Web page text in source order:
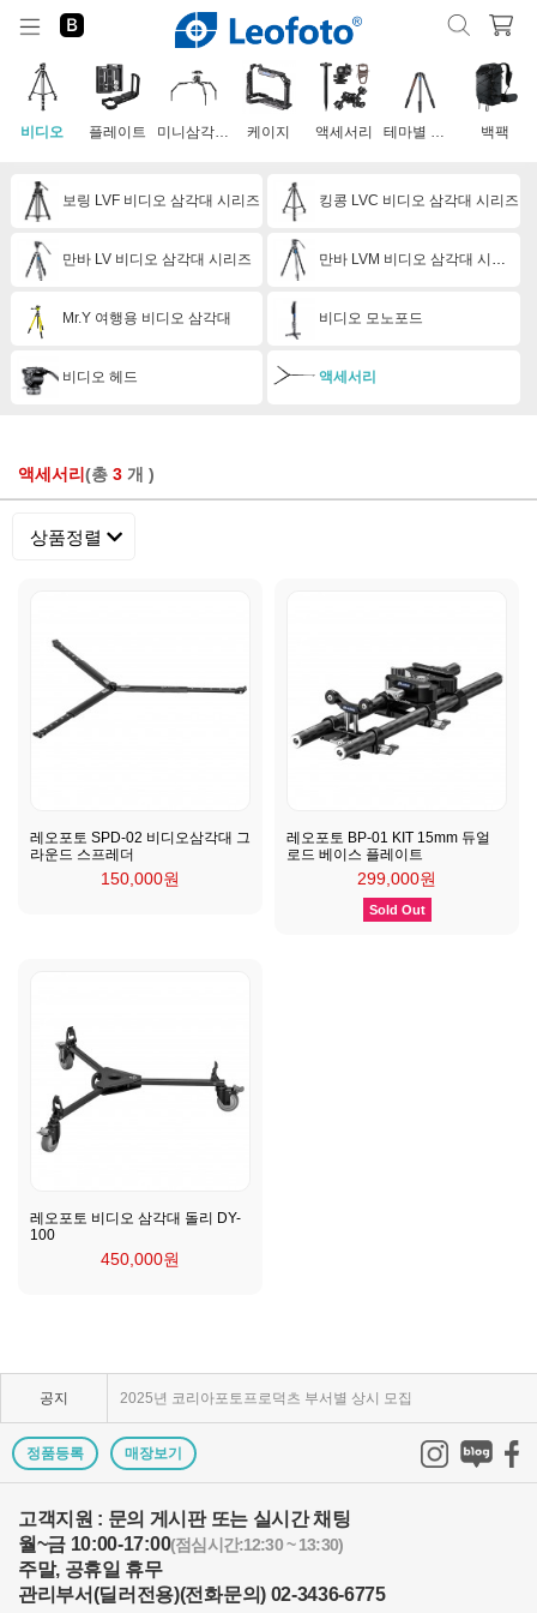
비디오 플레이트 미니삼각대&모바일 케이지 액세서리 테마별 촬영장비 백팩
보링 LVF 비디오 삼각대 시리즈 킹콩 LVC 비디오 삼각대 시리즈
만바 LV 비디오 삼각대 시리즈 만바 LVM 비디오 삼각대 시리즈
Mr.Y 여행용 비디오 삼각대 비디오 모노포드
비디오 헤드 액세서리
액세서리 (총 3 개 )
상품정렬
레오포토 SPD-02 비디오삼각대 그
라운드 스프레더
150,000원
레오포토 BP-01 KIT 15mm 듀얼
로드 베이스 플레이트
299,000원
Sold Out
레오포토 비디오 삼각대 돌리 DY-
100
450,000원
공지 2025년 코리아포토프로덕츠 부서별 상시 모집
쇼룸오픈기념 방문자 추첨 이벤트 당첨자 발표
KPP 쇼룸 오픈! 다양한 제품을 체험하고 구매하세요..
2024 레오포토 부산 세미나 경품추첨 당첨자 발표
정품등록 매장보기
고객지원 : 문의 게시판 또는 실시간 채팅
월~금 10:00-17:00(점심시간:12:30 ~ 13:30)
주말, 공휴일 휴무
관리부서(딜러전용)(전화문의) 02-3436-6775